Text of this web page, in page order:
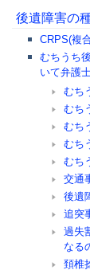
後遺障害の
CRPS(複
むちうち
いて弁護
むち
むち
むち
むち
むち
交通
後遺
追突
過失
なる
頚椎